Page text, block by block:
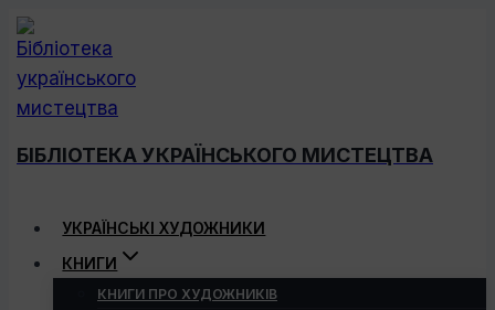
Перейти
до
вмісту
БІБЛІОТЕКА УКРАЇНСЬКОГО МИСТЕЦТВА
УКРАЇНСЬКІ ХУДОЖНИКИ
КНИГИ
КНИГИ ПРО ХУДОЖНИКІВ